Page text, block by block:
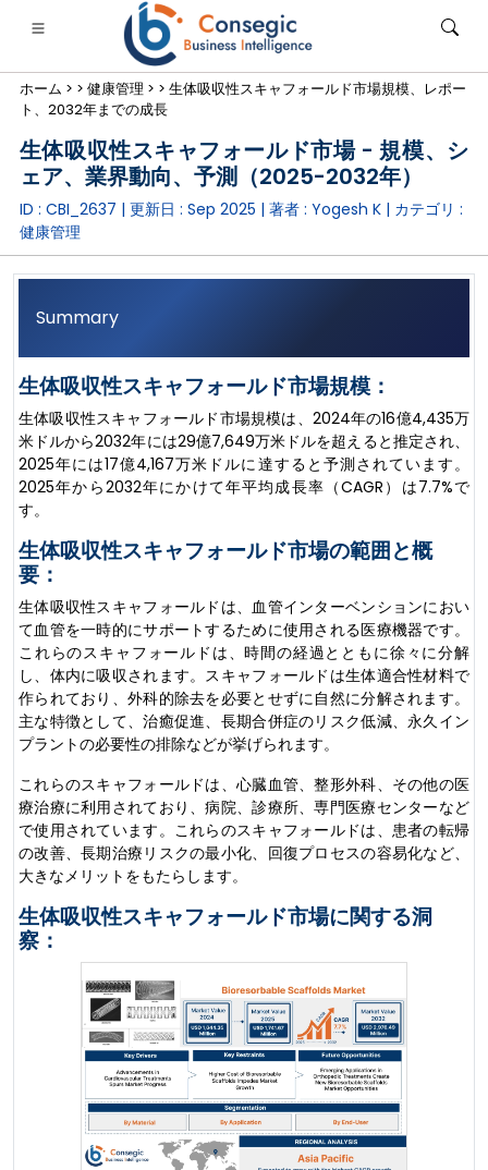
・金融・保険• 消費財 • エネルギーと電力• 食品・飲料
• ケーススタディ
ホーム > > 健康管理 > > 生体吸収性スキャフォールド市場規模、レポー
ト、2032年までの成長
生体吸収性スキャフォールド市場 - 規模、シ
ェア、業界動向、予測（2025-2032年）
ID : CBI_2637 | 更新日 : Sep 2025 | 著者 : Yogesh K| カテゴリ :
健康管理
Summary
生体吸収性スキャフォールド市場規模：
生体吸収性スキャフォールド市場規模は、2024年の16億4,435万
米ドルから2032年には29億7,649万米ドルを超えると推定され、
2025年には17億4,167万米ドルに達すると予測されています。
2025年から2032年にかけて年平均成長率（CAGR）は7.7%で
す。
生体吸収性スキャフォールド市場の範囲と概
要：
生体吸収性スキャフォールドは、血管インターベンションにおい
て血管を一時的にサポートするために使用される医療機器です。
これらのスキャフォールドは、時間の経過とともに徐々に分解
し、体内に吸収されます。スキャフォールドは生体適合性材料で
作られており、外科的除去を必要とせずに自然に分解されます。
主な特徴として、治癒促進、長期合併症のリスク低減、永久イン
プラントの必要性の排除などが挙げられます。
これらのスキャフォールドは、心臓血管、整形外科、その他の医
療治療に利用されており、病院、診療所、専門医療センターなど
で使用されています。これらのスキャフォールドは、患者の転帰
の改善、長期治療リスクの最小化、回復プロセスの容易化など、
大きなメリットをもたらします。
生体吸収性スキャフォールド市場に関する洞
察：